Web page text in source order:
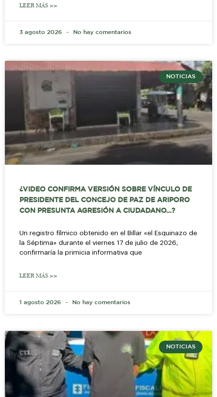
LEER MÁS >>
3 agosto 2026 No hay comentarios
NOTICIAS
¿VIDEO CONFIRMA VERSIÓN SOBRE VÍNCULO DE
PRESIDENTE DEL CONCEJO DE PAZ DE ARIPORO
CON PRESUNTA AGRESIÓN A CIUDADANO…?
Un registro fílmico obtenido en el Billar «el Esquinazo de
la Séptima» durante el viernes 17 de julio de 2026,
confirmaría la primicia informativa que
LEER MÁS >>
1 agosto 2026 No hay comentarios
NOTICIAS